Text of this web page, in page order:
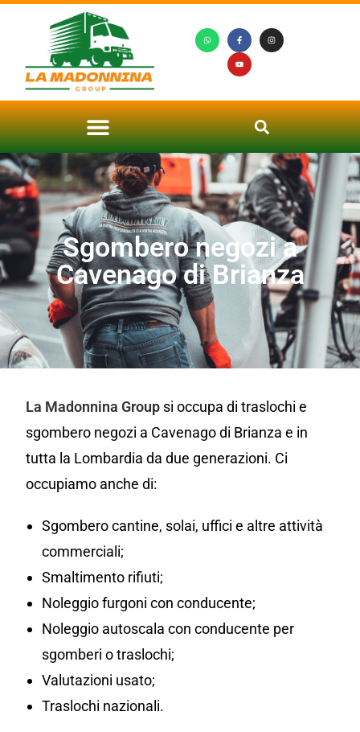
Sgombero negozi a
Cavenago di Brianza
La Madonnina Group si occupa di traslochi e
sgombero negozi a Cavenago di Brianza e in
tutta la Lombardia da due generazioni. Ci
occupiamo anche di:
Sgombero cantine, solai, uffici e altre attività
commerciali;
Smaltimento rifiuti;
Noleggio furgoni con conducente;
Noleggio autoscala con conducente per
sgomberi o traslochi;
Valutazioni usato;
Traslochi nazionali.